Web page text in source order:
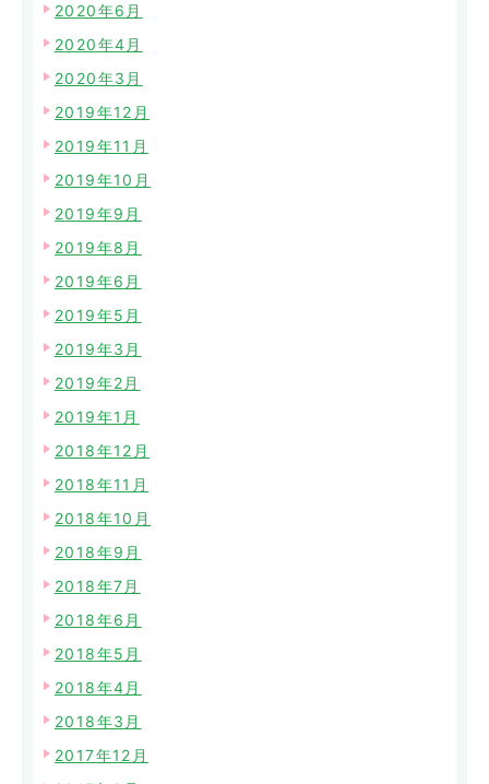
2020年6月
2020年4月
2020年3月
2019年12月
2019年11月
2019年10月
2019年9月
2019年8月
2019年6月
2019年5月
2019年3月
2019年2月
2019年1月
2018年12月
2018年11月
2018年10月
2018年9月
2018年7月
2018年6月
2018年5月
2018年4月
2018年3月
2017年12月